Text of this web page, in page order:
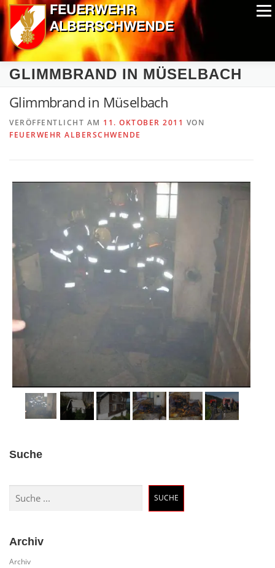
Zum
Inhalt
springen
Menü
ALPIN-NASSWETTBEWERB MITGLIEDER
AUSRÜSTUNG CHRONIK EXTRAS
GLIMMBRAND IN MÜSELBACH
Glimmbrand in Müselbach
VERÖFFENTLICHT AM 11. OKTOBER 2011 VON
FEUERWEHR ALBERSCHWENDE
Suche
SUCHE
Archiv
Archiv